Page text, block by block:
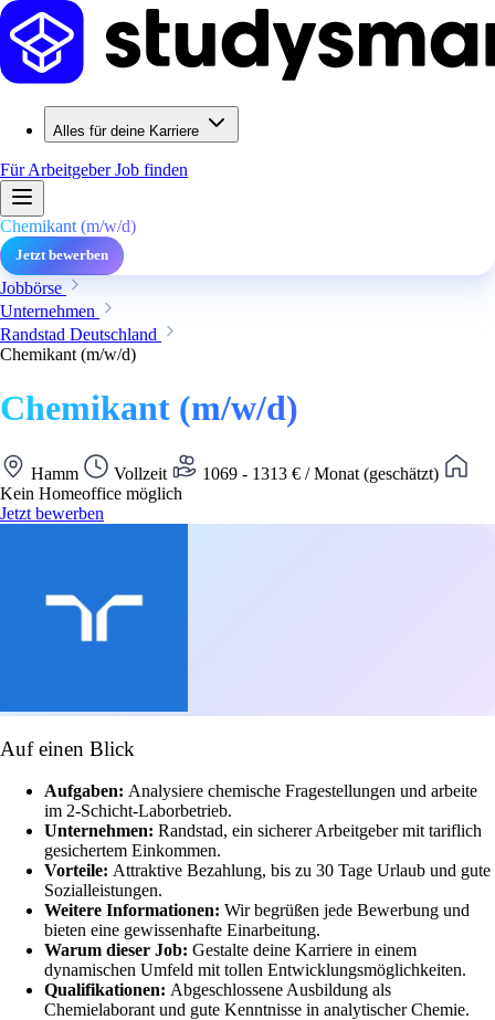
Alles für deine Karriere
Für ArbeitgeberJob finden
Chemikant (m/w/d)
Jetzt bewerben
Jobbörse
Unternehmen
Randstad Deutschland
Chemikant (m/w/d)
Chemikant (m/w/d)
Hamm Vollzeit
1069 - 1313 € / Monat (geschätzt)
Kein Homeoffice möglich
Jetzt bewerben
Auf einen Blick
Aufgaben: Analysiere chemische Fragestellungen und arbeite
im 2-Schicht-Laborbetrieb.
Unternehmen: Randstad, ein sicherer Arbeitgeber mit tariflich
gesichertem Einkommen.
Vorteile: Attraktive Bezahlung, bis zu 30 Tage Urlaub und gute
Sozialleistungen.
Weitere Informationen: Wir begrüßen jede Bewerbung und
bieten eine gewissenhafte Einarbeitung.
Warum dieser Job: Gestalte deine Karriere in einem
dynamischen Umfeld mit tollen Entwicklungsmöglichkeiten.
Qualifikationen: Abgeschlossene Ausbildung als
Chemielaborant und gute Kenntnisse in analytischer Chemie.